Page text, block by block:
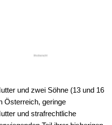
und zwei Söhne (13 und 16
Österreich, geringe
und strafrechtliche